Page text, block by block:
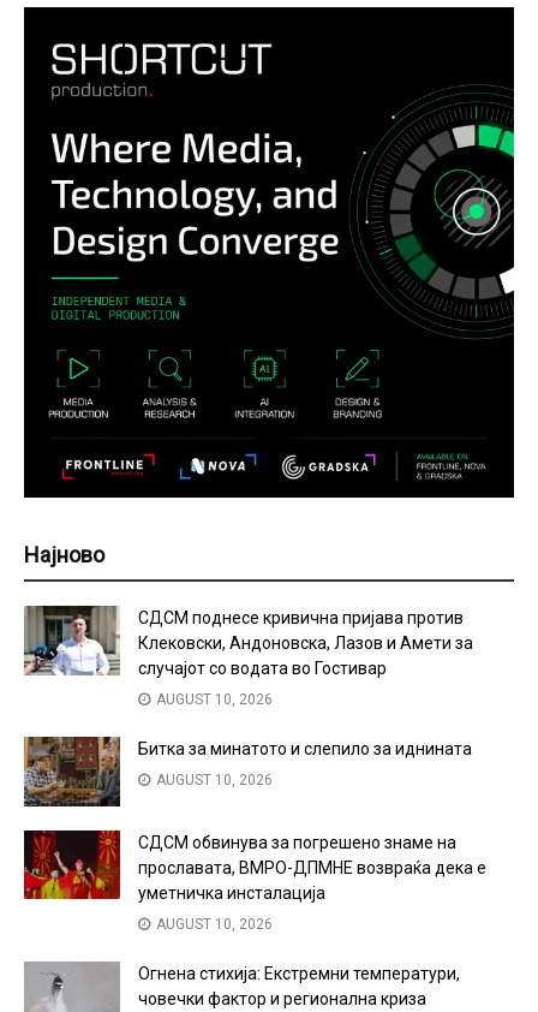
Најново
СДСМ поднесе кривична пријава против
Клековски, Андоновска, Лазов и Амети за
случајот со водата во Гостивар
AUGUST 10, 2026
Битка за минатото и слепило за иднината
AUGUST 10, 2026
СДСМ обвинува за погрешено знаме на
прославата, ВМРО-ДПМНЕ возвраќа дека е
уметничка инсталација
AUGUST 10, 2026
Огнена стихија: Екстремни температури,
човечки фактор и регионална криза